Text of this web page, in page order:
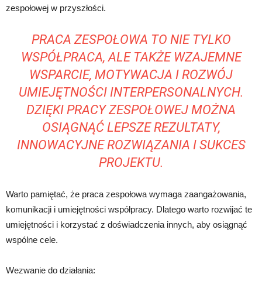
zespołowej w przyszłości.
PRACA ZESPOŁOWA TO NIE TYLKO
WSPÓŁPRACA, ALE TAKŻE WZAJEMNE
WSPARCIE, MOTYWACJA I ROZWÓJ
UMIEJĘTNOŚCI INTERPERSONALNYCH.
DZIĘKI PRACY ZESPOŁOWEJ MOŻNA
OSIĄGNĄĆ LEPSZE REZULTATY,
INNOWACYJNE ROZWIĄZANIA I SUKCES
PROJEKTU.
Warto pamiętać, że praca zespołowa wymaga zaangażowania,
komunikacji i umiejętności współpracy. Dlatego warto rozwijać te
umiejętności i korzystać z doświadczenia innych, aby osiągnąć
wspólne cele.
Wezwanie do działania: